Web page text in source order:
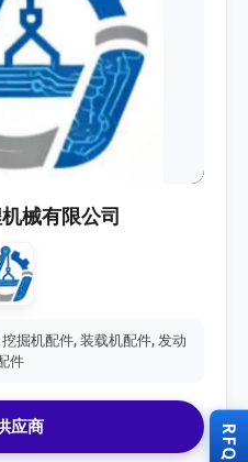
械有限公司
掘机配件, 装载机配件, 发动
件
应商 RFQ